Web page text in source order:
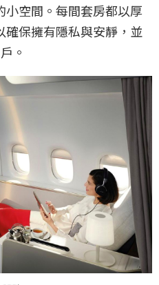
空間。每間套房都以厚
保擁有隱私與安靜，並
。